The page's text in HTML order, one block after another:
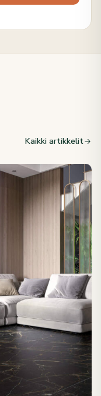
Kaikki artikkelit